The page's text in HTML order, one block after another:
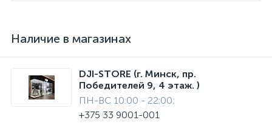
Наличие в магазинах
DJI-STORE (г. Минск, пр.
Победителей 9, 4 этаж. )
ПН-ВС 10:00 - 22:00;
+375 33 9001-001